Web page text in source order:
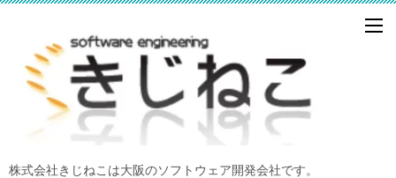
株式会社きじねこは大阪のソフトウェア開発会社です。